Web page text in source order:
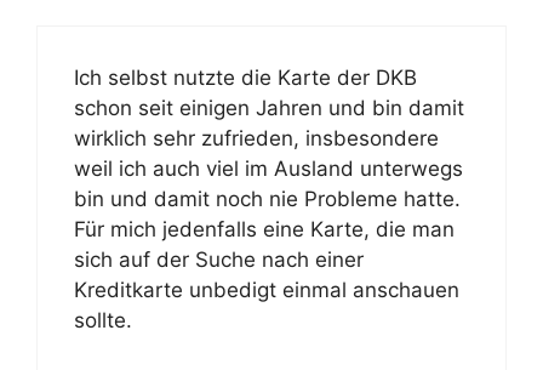
Ich selbst nutzte die Karte der DKB
schon seit einigen Jahren und bin damit
wirklich sehr zufrieden, insbesondere
weil ich auch viel im Ausland unterwegs
bin und damit noch nie Probleme hatte.
Für mich jedenfalls eine Karte, die man
sich auf der Suche nach einer
Kreditkarte unbedigt einmal anschauen
sollte.